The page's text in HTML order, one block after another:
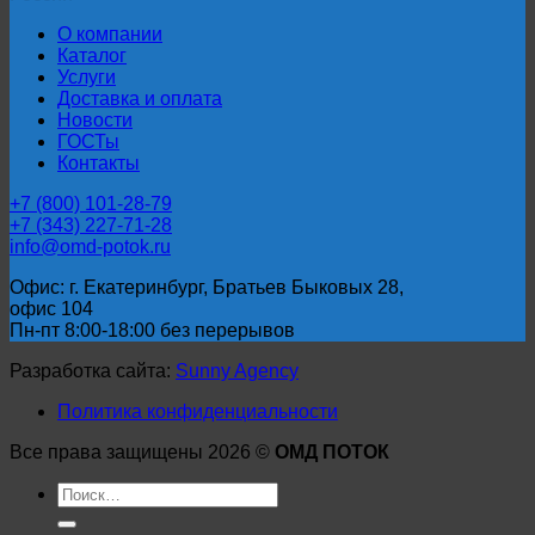
О компании
Каталог
Услуги
Доставка и оплата
Новости
ГОСТы
Контакты
+7 (800) 101-28-79
+7 (343) 227-71-28
info@omd-potok.ru
Офис: г. Екатеринбург, Братьев Быковых 28,
офис 104
Пн-пт 8:00-18:00 без перерывов
Разработка сайта: Sunny Agency
Политика конфиденциальности
Все права защищены 2026 © ОМД ПОТОК
Искать: